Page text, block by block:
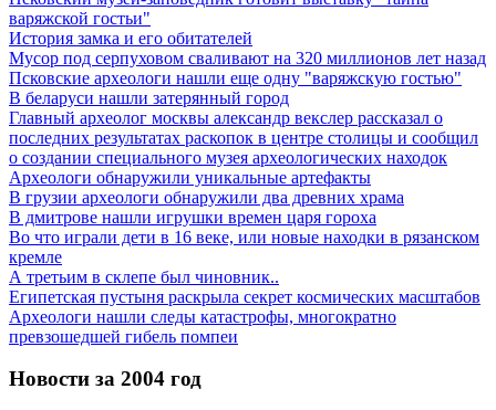
варяжской гостьи"
История замка и его обитателей
Мусор под cерпуховом сваливают на 320 миллионов лет назад
Псковские археологи нашли еще одну "варяжскую гостью"
В беларуси нашли затерянный город
Главный археолог москвы александр векслер рассказал о
последних результатах раскопок в центре столицы и сообщил
о создании специального музея археологических находок
Археологи обнаружили уникальные артефакты
В грузии археологи обнаружили два древних храма
В дмитрове нашли игрушки времен царя гороха
Во что играли дети в 16 веке, или новые находки в рязанском
кремле
А третьим в склепе был чиновник..
Египетская пустыня раскрыла секрет космических масштабов
Археологи нашли следы катастрофы, многократно
превзошедшей гибель помпеи
Новости за 2004 год